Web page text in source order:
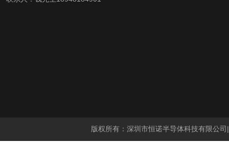
版权所有：深圳市恒诺半导体科技有限公